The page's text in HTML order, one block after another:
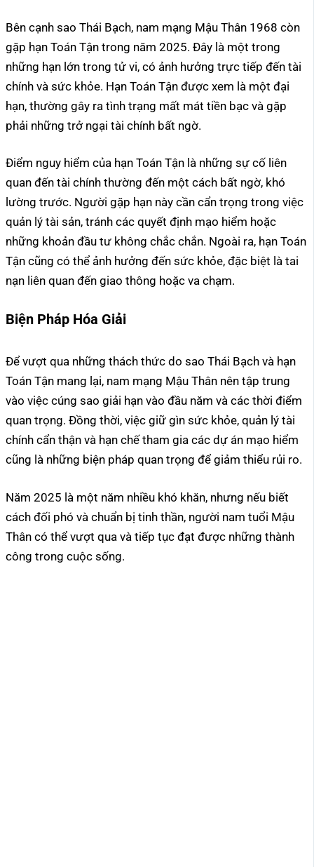
Bên cạnh sao Thái Bạch, nam mạng Mậu Thân 1968 còn
gặp hạn Toán Tận trong năm 2025. Đây là một trong
những hạn lớn trong tử vi, có ảnh hưởng trực tiếp đến tài
chính và sức khỏe. Hạn Toán Tận được xem là một đại
hạn, thường gây ra tình trạng mất mát tiền bạc và gặp
phải những trở ngại tài chính bất ngờ.
Điểm nguy hiểm của hạn Toán Tận là những sự cố liên
quan đến tài chính thường đến một cách bất ngờ, khó
lường trước. Người gặp hạn này cần cẩn trọng trong việc
quản lý tài sản, tránh các quyết định mạo hiểm hoặc
những khoản đầu tư không chắc chắn. Ngoài ra, hạn Toán
Tận cũng có thể ảnh hưởng đến sức khỏe, đặc biệt là tai
nạn liên quan đến giao thông hoặc va chạm.
Biện Pháp Hóa Giải
Để vượt qua những thách thức do sao Thái Bạch và hạn
Toán Tận mang lại, nam mạng Mậu Thân nên tập trung
vào việc cúng sao giải hạn vào đầu năm và các thời điểm
quan trọng. Đồng thời, việc giữ gìn sức khỏe, quản lý tài
chính cẩn thận và hạn chế tham gia các dự án mạo hiểm
cũng là những biện pháp quan trọng để giảm thiểu rủi ro.
Năm 2025 là một năm nhiều khó khăn, nhưng nếu biết
cách đối phó và chuẩn bị tinh thần, người nam tuổi Mậu
Thân có thể vượt qua và tiếp tục đạt được những thành
công trong cuộc sống.